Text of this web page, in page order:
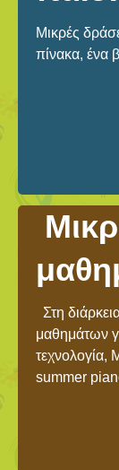
Μικρές
πίνακα, ένα
Στη
μαθημάτων
τεχνολογία,
summer